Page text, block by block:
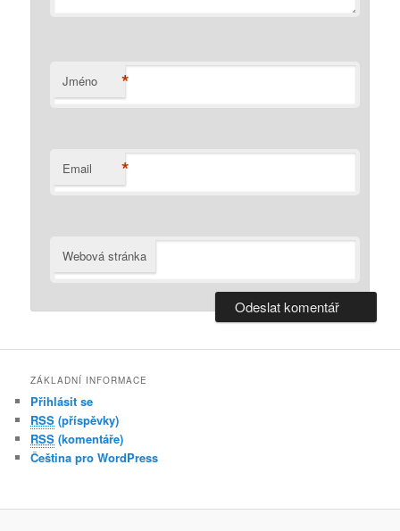
Jméno *
Email *
Webová stránka
ZÁKLADNÍ INFORMACE
Přihlásit se
RSS (příspěvky)
RSS (komentáře)
Čeština pro WordPress